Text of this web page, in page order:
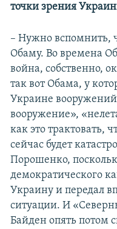
точки зрения
– Нужно вспомнить,
Обаму. Во времена
война, собственно,
так вот Обама, у
Украине вооружений
вооружение»,
как это трактовать,
сейчас будет
Порошенко,
демократического
Украину и передал
ситуации. И
Байден опять потом